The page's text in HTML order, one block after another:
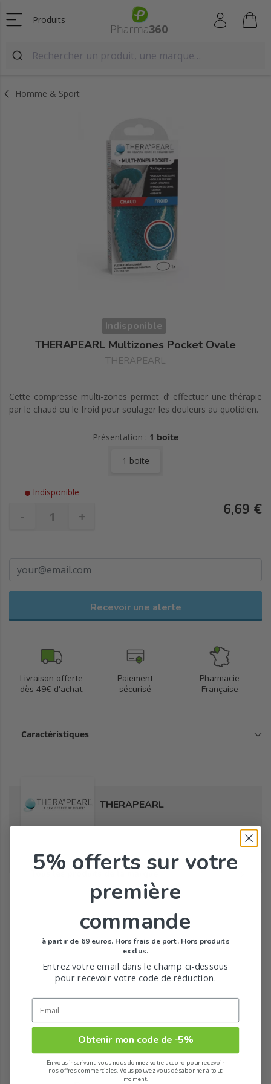
Produits
Homme & Sport
Indisponible
THERAPEARL Multizones Pocket Ovale
THERAPEARL
Cette compresse multi-zones permet d’ effectuer une thérapie
par le chaud ou le froid pour soulager les douleurs au quotidien.
Présentation : 1 boite
1 boite
Indisponible
- + 6,69 €
Recevoir une alerte
Livraison offerte
dès 49€ d'achat
Paiement
sécurisé
Pharmacie
Française
Caractéristiques
THERAPEARL
Tous les produits de la marque
5% offerts sur votre
première
commande
à partir de 69 euros. Hors frais de port. Hors produits
exclus.
Entrez votre email dans le champ ci-dessous
pour recevoir votre code de réduction.
Obtenir mon code de -5%
En vous inscrivant, vous nous donnez votre accord pour recevoir
nos offres commerciales. Vous pouvez vous désabonner à tout
moment.